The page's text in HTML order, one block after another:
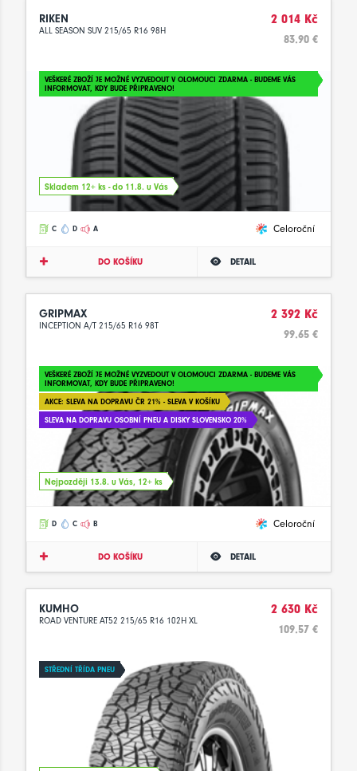
RIKEN
ALL SEASON SUV 215/65 R16 98H
2 014 Kč
83.90 €
VEŠKERÉ ZBOŽÍ JE MOŽNÉ VYZVEDOUT V OLOMOUCI ZDARMA - BUDEME VÁS
INFORMOVAT, KDY BUDE PŘIPRAVENO!
Skladem 12+ ks - do 11.8. u Vás
C D A Celoroční
DO KOŠÍKU DETAIL
GRIPMAX
INCEPTION A/T 215/65 R16 98T
2 392 Kč
99.65 €
VEŠKERÉ ZBOŽÍ JE MOŽNÉ VYZVEDOUT V OLOMOUCI ZDARMA - BUDEME VÁS
INFORMOVAT, KDY BUDE PŘIPRAVENO!
AKCE: SLEVA NA DOPRAVU ČR 21% - SLEVA V KOŠÍKU
SLEVA NA DOPRAVU OSOBNÍ PNEU A DISKY SLOVENSKO 20%
Nejpozději 13.8. u Vás, 12+ ks
D C B Celoroční
DO KOŠÍKU DETAIL
KUMHO
ROAD VENTURE AT52 215/65 R16 102H XL
2 630 Kč
109.57 €
STŘEDNÍ TŘÍDA PNEU